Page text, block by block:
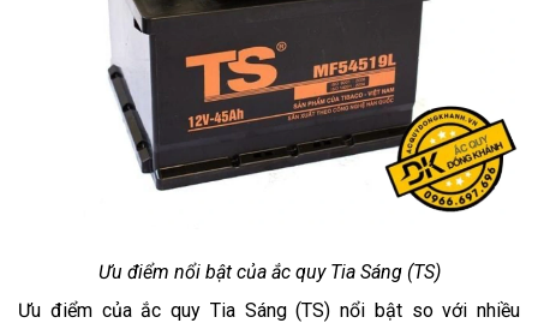
Ưu điểm nổi bật của ắc quy Tia Sáng (TS)
Ưu điểm của ắc quy Tia Sáng (TS) nổi bật so với nhiều